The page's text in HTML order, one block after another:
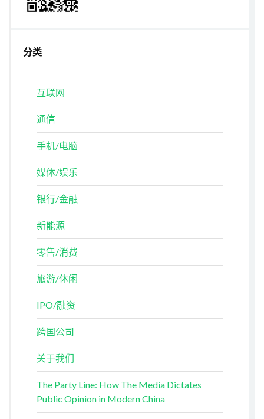
分类
互联网
通信
手机/电脑
媒体/娱乐
银行/金融
新能源
零售/消费
旅游/休闲
IPO/融资
跨国公司
关于我们
The Party Line: How The Media Dictates
Public Opinion in Modern China